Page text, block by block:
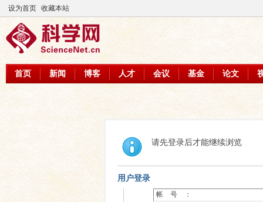
设为首页 收藏本站
首页 新闻 博客 人才 会议 基金 论文
请先登录后才能继续浏览
用户登录
帐 号 ：